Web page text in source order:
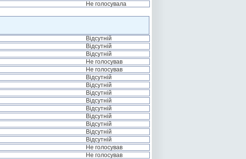
Не голосувала
Відсутній
Відсутній
Відсутній
Не голосував
Не голосував
Відсутній
Відсутній
Відсутній
Відсутній
Відсутній
Відсутній
Відсутній
Відсутній
Відсутній
Не голосував
Не голосував